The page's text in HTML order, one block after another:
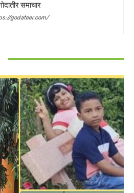
समाचार
godateer.com/